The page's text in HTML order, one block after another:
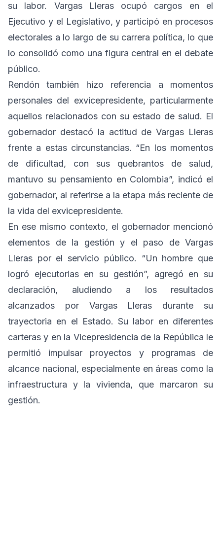
su labor. Vargas Lleras ocupó cargos en el
Ejecutivo y el Legislativo, y participó en procesos
electorales a lo largo de su carrera política, lo que
lo consolidó como una figura central en el debate
público.
Rendón también hizo referencia a momentos
personales del exvicepresidente, particularmente
aquellos relacionados con su estado de salud. El
gobernador destacó la actitud de Vargas Lleras
frente a estas circunstancias. “En los momentos
de dificultad, con sus quebrantos de salud,
mantuvo su pensamiento en Colombia”, indicó el
gobernador, al referirse a la etapa más reciente de
la vida del exvicepresidente.
En ese mismo contexto, el gobernador mencionó
elementos de la gestión y el paso de Vargas
Lleras por el servicio público. “Un hombre que
logró ejecutorias en su gestión”, agregó en su
declaración, aludiendo a los resultados
alcanzados por Vargas Lleras durante su
trayectoria en el Estado. Su labor en diferentes
carteras y en la Vicepresidencia de la República le
permitió impulsar proyectos y programas de
alcance nacional, especialmente en áreas como la
infraestructura y la vivienda, que marcaron su
gestión.